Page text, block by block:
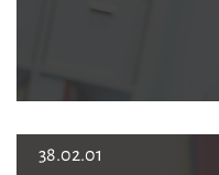
38.02.01